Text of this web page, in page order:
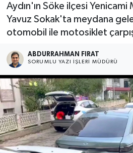
Aydın'ın Söke ilçesi Yenicami
Yavuz Sokak'ta meydana
otomobil ile motosiklet
ABDURRAHMAN FIRAT
SORUMLU YAZI İŞLERI MÜDÜRÜ
Haber Arşivi